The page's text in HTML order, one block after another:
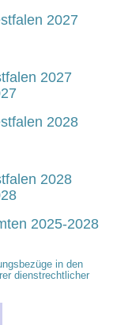
2027
2027
2028
2028
2025-2028
in den
dienstrechtlicher